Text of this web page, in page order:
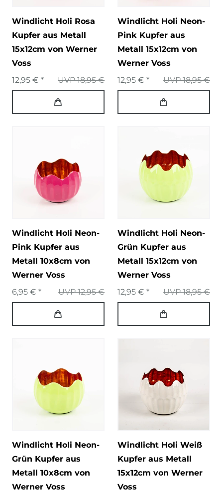
Windlicht Holi Rosa
Kupfer aus Metall
15x12cm von Werner
Voss
UVP 18,95 €
12,95 € *
Windlicht Holi Neon-
Pink Kupfer aus
Metall 15x12cm von
Werner Voss
UVP 18,95 €
12,95 € *
Windlicht Holi Neon-
Pink Kupfer aus
Metall 10x8cm von
Werner Voss
UVP 12,95 €
6,95 € *
Windlicht Holi Neon-
Grün Kupfer aus
Metall 15x12cm von
Werner Voss
UVP 18,95 €
12,95 € *
Windlicht Holi Neon-
Grün Kupfer aus
Metall 10x8cm von
Werner Voss
Windlicht Holi Weiß
Kupfer aus Metall
15x12cm von Werner
Voss